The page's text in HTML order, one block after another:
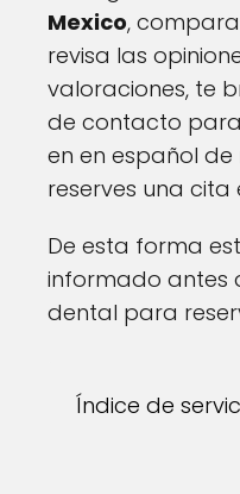
Mexico,
revisa las
valoraciones, te
de contacto
en en español
reserves una cita
De esta forma
informado antes
dental para
Índice de